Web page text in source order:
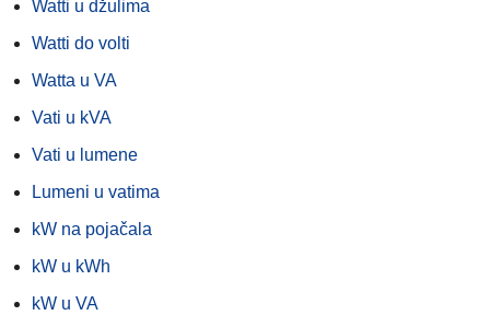
Watti u džulima
Watti do volti
Watta u VA
Vati u kVA
Vati u lumene
Lumeni u vatima
kW na pojačala
kW u kWh
kW u VA